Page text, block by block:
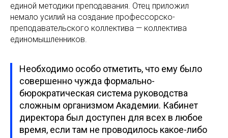
единой методики преподавания. Отец приложил
немало усилий на создание профессорско-
преподавательского коллектива — коллектива
единомышленников.
Необходимо особо отметить, что ему было
совершенно чужда формально-
бюрократическая система руководства
сложным организмом Академии. Кабинет
директора был доступен для всех в любое
время, если там не проводилось какое-либо